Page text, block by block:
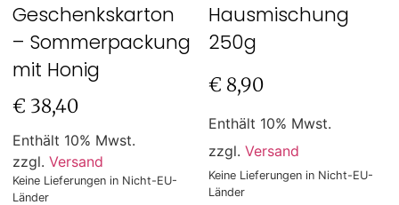
Geschenkskarton
– Sommerpackung
mit Honig
€ 38,40
Enthält 10% Mwst.
zzgl. Versand
Keine Lieferungen in Nicht-EU-
Länder
Hausmischung
250g
€ 8,90
Enthält 10% Mwst.
zzgl. Versand
Keine Lieferungen in Nicht-EU-
Länder